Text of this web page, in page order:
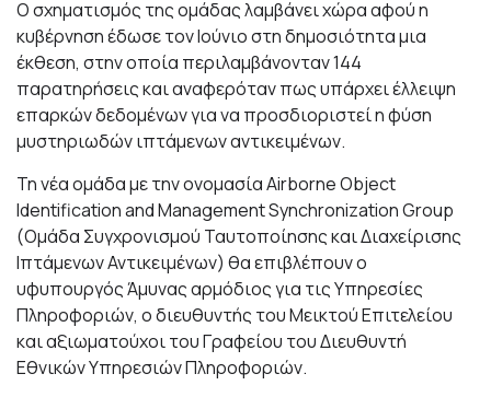
Ο σχηματισμός της ομάδας λαμβάνει χώρα αφού η
κυβέρνηση έδωσε τον Ιούνιο στη δημοσιότητα μια
έκθεση, στην οποία περιλαμβάνονταν 144
παρατηρήσεις και αναφερόταν πως υπάρχει έλλειψη
επαρκών δεδομένων για να προσδιοριστεί η φύση
μυστηριωδών ιπτάμενων αντικειμένων.
Τη νέα ομάδα με την ονομασία Airborne Object
Identification and Management Synchronization Group
(Ομάδα Συγχρονισμού Ταυτοποίησης και Διαχείρισης
Ιπτάμενων Αντικειμένων) θα επιβλέπουν ο
υφυπουργός Άμυνας αρμόδιος για τις Υπηρεσίες
Πληροφοριών, ο διευθυντής του Μεικτού Επιτελείου
και αξιωματούχοι του Γραφείου του Διευθυντή
Εθνικών Υπηρεσιών Πληροφοριών.